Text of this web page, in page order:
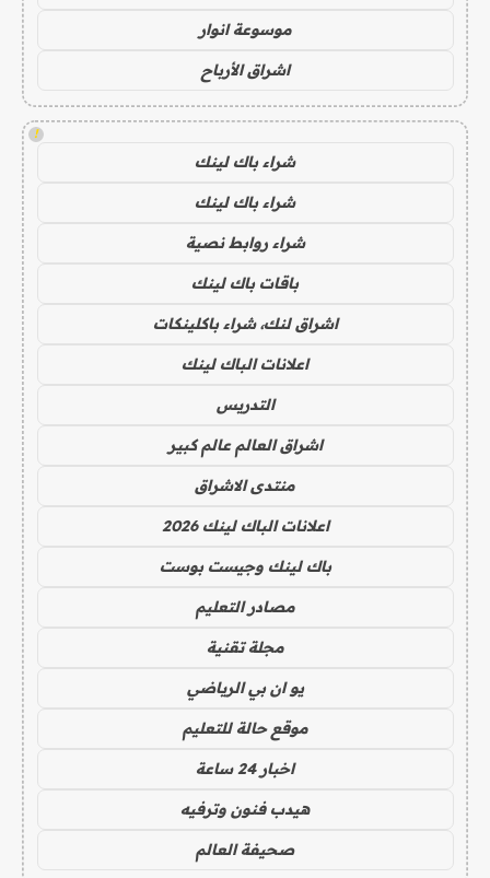
موسوعة انوار
اشراق الأرباح
!
شراء باك لينك
شراء باك لينك
شراء روابط نصية
باقات باك لينك
اشراق لنك، شراء باكلينكات
اعلانات الباك لينك
التدريس
اشراق العالم عالم كبير
منتدى الاشراق
اعلانات الباك لينك 2026
باك لينك وجيست بوست
مصادر التعليم
مجلة تقنية
يو ان بي الرياضي
موقع حالة للتعليم
اخبار 24 ساعة
هيدب فنون وترفيه
صحيفة العالم